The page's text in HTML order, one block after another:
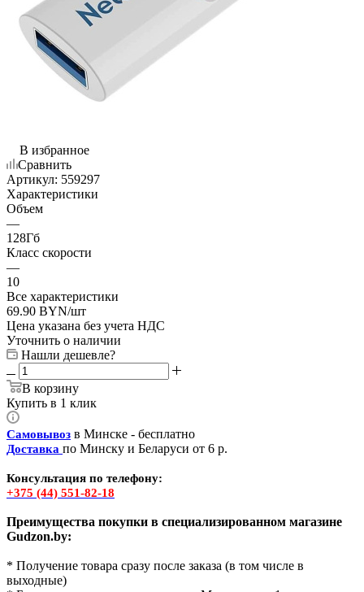
В избранное
Сравнить
Артикул: 559297
Характеристики
Объем
—
128Гб
Класс скорости
—
10
Все характеристики
69.90 BYN/шт
Цена указана без учета НДС
Уточнить о наличии
Нашли дешевле?
В корзину
Купить в 1 клик
Самовывоз в Минске - бесплатно
Доставка по Минску и Беларуси от 6 р.
Консультация по телефону:
+375 (44) 551-82-18
Преимущества покупки в специализированном магазине
Gudzon.by:
* Получение товара сразу после заказа (в том числе в
выходные)